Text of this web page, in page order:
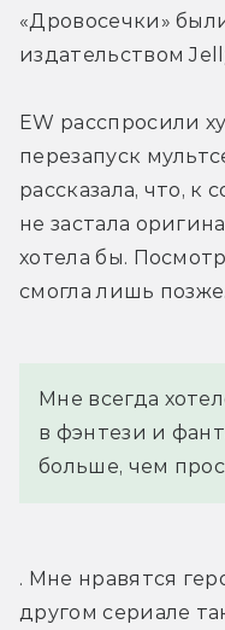
«Дровосечки»
издательством
EW расспросили
перезапуск
рассказала, что, к
не застала
хотела бы.
смогла лишь позже.
Мне всегда
в фэнтези и
больше, чем
. Мне нравятся
другом сериале